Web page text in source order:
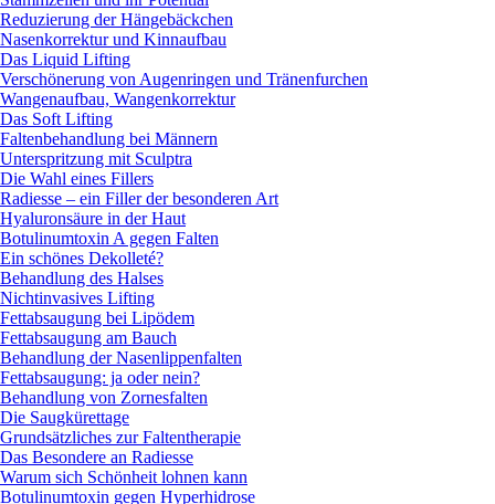
Reduzierung der Hängebäckchen
Nasenkorrektur und Kinnaufbau
Das Liquid Lifting
Verschönerung von Augenringen und Tränenfurchen
Wangenaufbau, Wangenkorrektur
Das Soft Lifting
Faltenbehandlung bei Männern
Unterspritzung mit Sculptra
Die Wahl eines Fillers
Radiesse – ein Filler der besonderen Art
Hyaluronsäure in der Haut
Botulinumtoxin A gegen Falten
Ein schönes Dekolleté?
Behandlung des Halses
Nichtinvasives Lifting
Fettabsaugung bei Lipödem
Fettabsaugung am Bauch
Behandlung der Nasenlippenfalten
Fettabsaugung: ja oder nein?
Behandlung von Zornesfalten
Die Saugkürettage
Grundsätzliches zur Faltentherapie
Das Besondere an Radiesse
Warum sich Schönheit lohnen kann
Botulinumtoxin gegen Hyperhidrose